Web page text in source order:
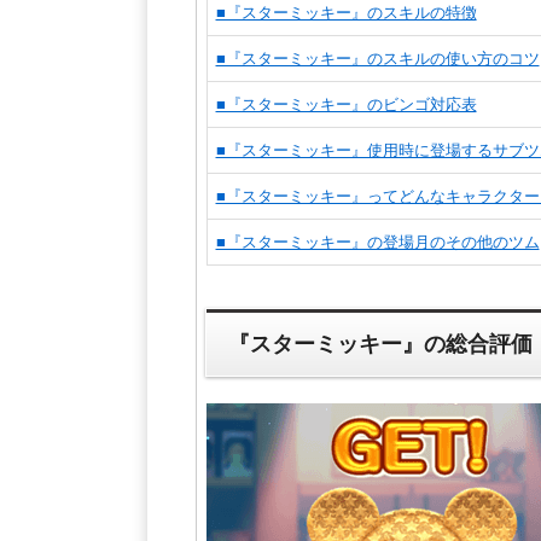
■『スターミッキー』のスキルの特徴
■『スターミッキー』のスキルの使い方のコツ
■『スターミッキー』のビンゴ対応表
■『スターミッキー』使用時に登場するサブ
■『スターミッキー』ってどんなキャラクタ
■『スターミッキー』の登場月のその他のツム
『スターミッキー』の総合評価